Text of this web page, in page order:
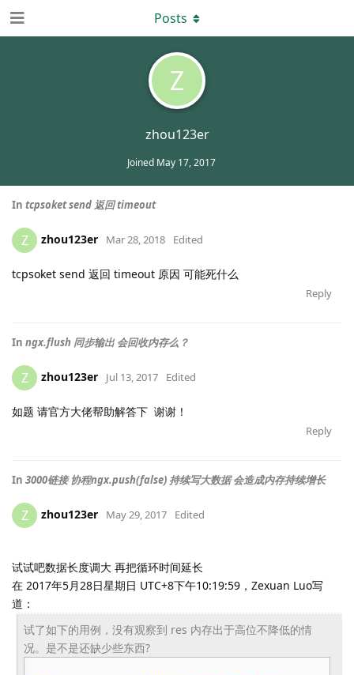
Z
zhou123er
Joined May 17, 2017
Posts
In tcpsoket send 返回 timeout
Z zhou123er Mar 28, 2018 Edited
tcpsoket send 返回 timeout 原因 可能死什么
Reply
In ngx.flush 同步输出 会回收内存么？
Z zhou123er Jul 13, 2017 Edited
如题 请官方大佬帮助解答下 谢谢！
Reply
In 3000链接 协程ngx.push(false) 持续写大数据 会造成内存持续增长
Z zhou123er May 29, 2017 Edited
试试吧数据长度调大 再把循环时间延长
在 2017年5月28日星期日 UTC+8下午10:19:59，Zexuan Luo写
道：
试了如下的用例，没有观察到 res 内存出于高位不降低的情
况。是不是还缺少些东西?